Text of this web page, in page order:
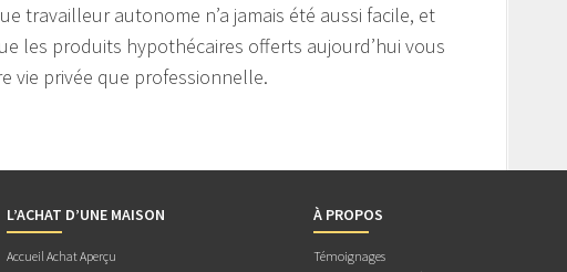
travailleur autonome n’a jamais été aussi facile, et
les produits hypothécaires offerts aujourd’hui vous
vie privée que professionnelle.
L’ACHAT D’UNE MAISON
Accueil Achat Aperçu
À PROPOS
Témoignages